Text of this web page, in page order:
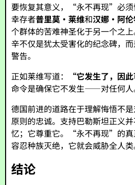
要恢复其意义，“永不再现”必须
幸存者普里莫·莱维和汉娜·阿
个群体的苦难神圣化于另一个之
辛不仅是犹太受害化的纪念碑，
警告。
正如莱维写道：
“它发生了，因
命令是确保它不发生——对任何人
德国前进的道路在于理解悔悟不
原则的忠诚。支持巴勒斯坦正义
忆；它尊重它。“永不再现”的真
容忍种族灭绝，它就会威胁全人类
结论